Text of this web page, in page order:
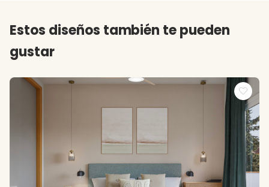
Estos diseños también te pueden
gustar